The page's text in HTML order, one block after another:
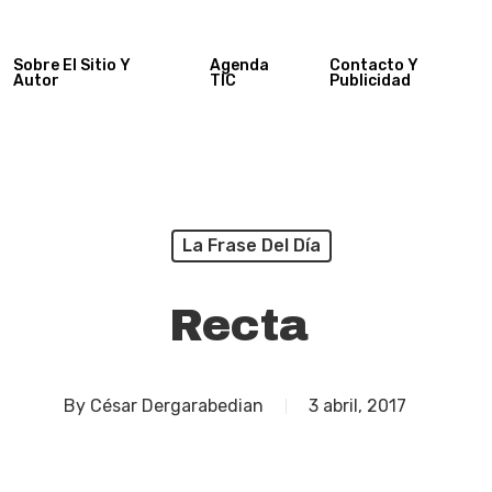
Sobre El Sitio Y
Autor
Agenda
TIC
Contacto Y
Publicidad
La Frase Del Día
Recta
By César Dergarabedian 3 abril, 2017